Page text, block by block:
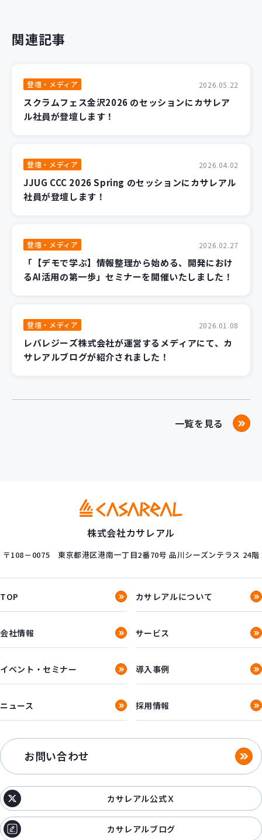
関連記事
登壇・メディア 2026.05.22
スクラムフェス金沢2026 のセッションにカサレア
ル社員が登壇します！
登壇・メディア 2026.04.02
JJUG CCC 2026 Spring のセッションにカサレアル
社員が登壇します！
登壇・メディア 2026.02.27
「【デモで学ぶ】情報整理から始める、開発におけ
るAI活用の第一歩」セミナーを開催いたしました！
登壇・メディア 2026.01.08
レバレジーズ株式会社が運営するメディアにて、カ
サレアルブログが紹介されました！
一覧を見る
株式会社カサレアル
〒108－0075 東京都港区港南一丁目2番70号 品川シーズンテラス 24階
TOP カサレアルについて
会社情報 サービス
イベント・セミナー 導入事例
ニュース 採用情報
お問い合わせ
カサレアル公式Ｘ
カサレアルブログ